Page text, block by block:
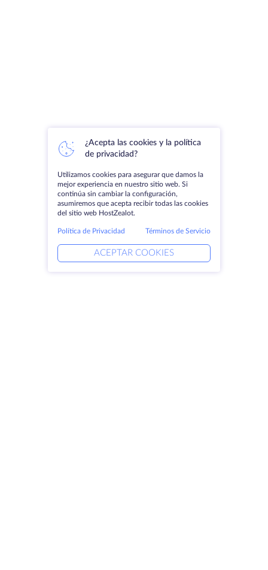
¿Acepta las cookies y la política
de privacidad?
Utilizamos cookies para asegurar que damos la
mejor experiencia en nuestro sitio web. Si
continúa sin cambiar la configuración,
asumiremos que acepta recibir todas las cookies
del sitio web HostZealot.
Política de Privacidad Términos de Servicio
ACEPTAR COOKIES